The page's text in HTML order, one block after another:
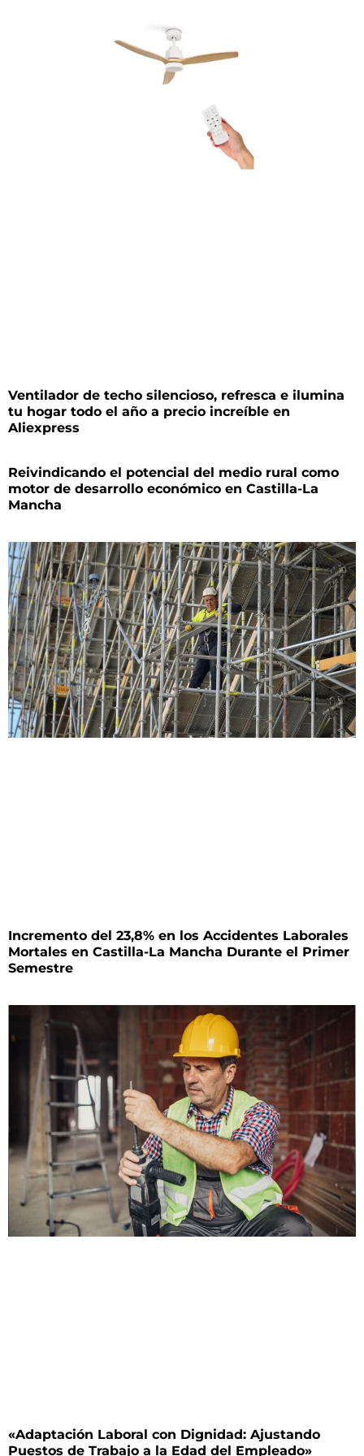
Ventilador de techo silencioso, refresca e ilumina
tu hogar todo el año a precio increíble en
Aliexpress
Reivindicando el potencial del medio rural como
motor de desarrollo económico en Castilla-La
Mancha
Incremento del 23,8% en los Accidentes Laborales
Mortales en Castilla-La Mancha Durante el Primer
Semestre
«Adaptación Laboral con Dignidad: Ajustando
Puestos de Trabajo a la Edad del Empleado»